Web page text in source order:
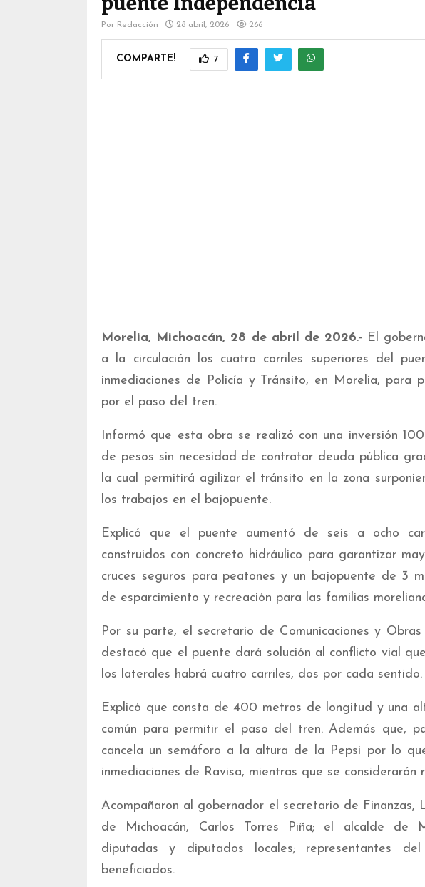
Por Redacción 28 abril, 2026 266
COMPARTE! 7
Morelia, Michoacán, 28 de abril de 2026.- El
a la circulación los cuatro carriles superiores del
inmediaciones de Policía y Tránsito, en Morelia, para
por el paso del tren.
Informó que esta obra se realizó con una inversión
de pesos sin necesidad de contratar deuda pública
la cual permitirá agilizar el tránsito en la zona
los trabajos en el bajopuente.
Explicó que el puente aumentó de seis a ocho
construidos con concreto hidráulico para garantizar
cruces seguros para peatones y un bajopuente de 3
de esparcimiento y recreación para las familias
Por su parte, el secretario de Comunicaciones y
destacó que el puente dará solución al conflicto vial
los laterales habrá cuatro carriles, dos por cada sentido.
Explicó que consta de 400 metros de longitud y una
común para permitir el paso del tren. Además que,
cancela un semáforo a la altura de la Pepsi por lo
inmediaciones de Ravisa, mientras que se considerarán
Acompañaron al gobernador el secretario de Finanzas,
de Michoacán, Carlos Torres Piña; el alcalde de
diputadas y diputados locales; representantes
beneficiados.